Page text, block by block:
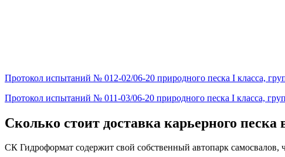
Протокол испытаний № 012-02/06-20 природного песка I класса,
Протокол испытаний № 011-03/06-20 природного песка I класса,
Сколько стоит доставка карьерного
СК Гидроформат содержит свой собственный автопарк